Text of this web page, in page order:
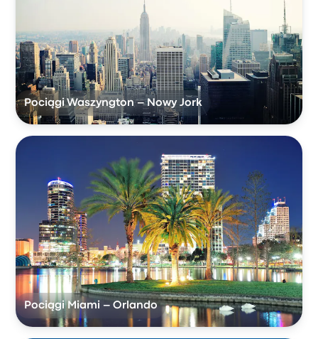
Pociągi Waszyngton – Nowy Jork
Pociągi Miami – Orlando